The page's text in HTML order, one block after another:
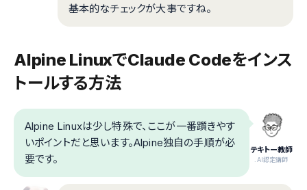
基本的なチェックが大事ですね。
Alpine LinuxでClaude Codeをインス
トールする方法
テキトー教師
.AI認定講師
Alpine Linuxは少し特殊で、ここが一番躓きやす
いポイントだと思います。Alpine独自の手順が必
要です。